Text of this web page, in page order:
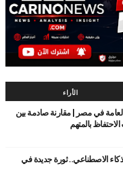
الأراء
العامة في مصر | مقارنة صادمة بين
بالمتهم
الاصطناعي.. ثورة جديدة في